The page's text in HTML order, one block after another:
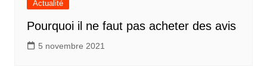
Actualité
Pourquoi il ne faut pas acheter des avis
5 novembre 2021